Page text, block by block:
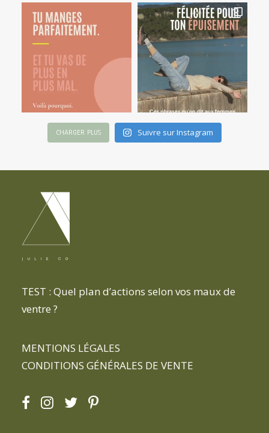
CHARGER PLUS Suivre sur Instagram
TEST : Quel plan d’actions selon vos maux de
ventre ?
MENTIONS LÉGALES
CONDITIONS GÉNÉRALES DE VENTE